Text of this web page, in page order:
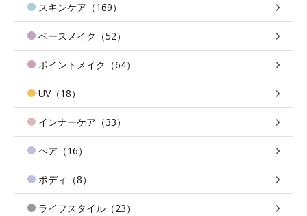
スキンケア（169）
ベースメイク（52）
ポイントメイク（64）
UV（18）
インナーケア（33）
ヘア（16）
ボディ（8）
ライフスタイル（23）